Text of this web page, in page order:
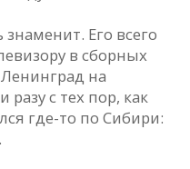
Его всего
в сборных
на
разу с тех пор, как
где-то по Сибири: